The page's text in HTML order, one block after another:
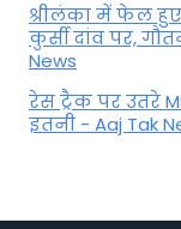
श्रीलंका में फेल
कुर्सी दांव पर,
News
रेस ट्रैक पर उतरे
इतनी - Aaj Tak